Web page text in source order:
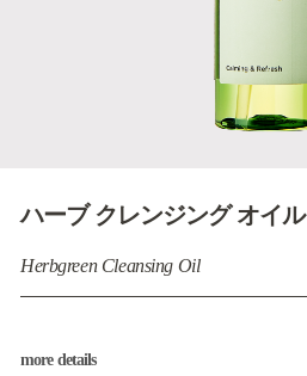
ハーブ クレンジング オイル
Herbgreen Cleansing Oil
more details